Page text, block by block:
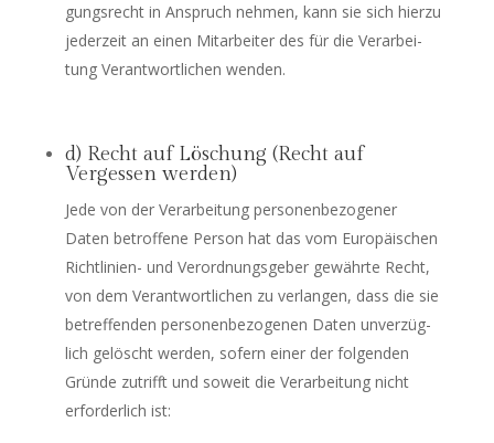
gungs­recht in Anspruch neh­men, kann sie sich hier­zu
jeder­zeit an einen Mit­ar­bei­ter des für die Ver­ar­bei­
tung Ver­ant­wort­li­chen wenden.
d) Recht auf Löschung (Recht auf
Vergessen werden)
Jede von der Ver­ar­bei­tung per­so­nen­be­zo­ge­ner
Daten betrof­fe­ne Per­son hat das vom Euro­päi­schen
Richt­li­ni­en- und Ver­ord­nungs­ge­ber gewähr­te Recht,
von dem Ver­ant­wort­li­chen zu ver­lan­gen, dass die sie
betref­fen­den per­so­nen­be­zo­ge­nen Daten unver­züg­
lich gelöscht wer­den, sofern einer der fol­gen­den
Grün­de zutrifft und soweit die Ver­ar­bei­tung nicht
erfor­der­lich ist: